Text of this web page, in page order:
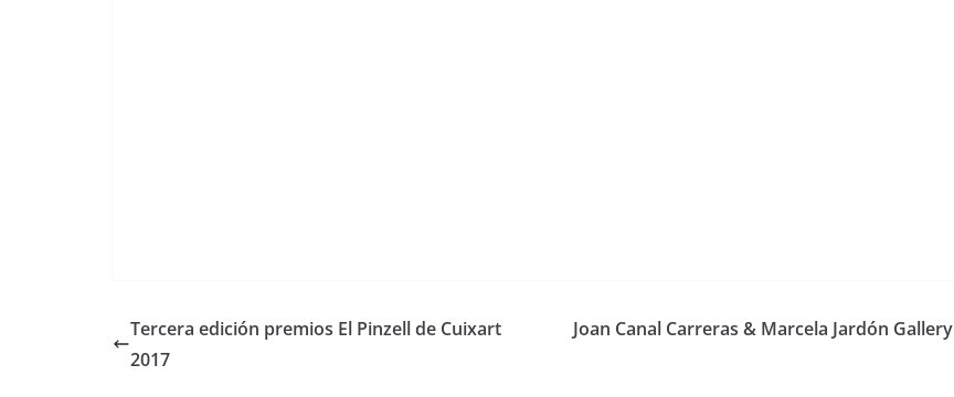
Tercera edición premios El Pinzell de Cuixart
2017
Joan Canal Carreras & Marcela Jardón Gallery